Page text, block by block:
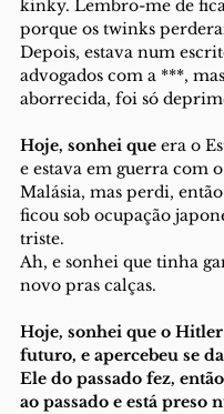
kinky. Lembro-me de
porque os twinks
Depois, estava num
advogados com a ***,
aborrecida, foi só
Hoje, sonhei que era o
e estava em guerra com
Malásia, mas perdi,
ficou sob ocupação
triste.
Ah, e sonhei que tinha
novo pras calças.
Hoje, sonhei que o
futuro, e apercebeu se
Ele do passado fez,
ao passado e está preso